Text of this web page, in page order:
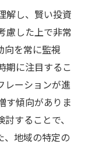
解し、賢い投資
慮した上で非常
向を常に監視
期に注目するこ
レーションが進
す傾向がありま
することで、
、地域の特定の